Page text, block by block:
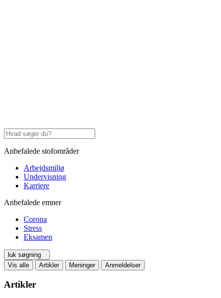
Anbefalede stofområder
Arbejdsmiljø
Undervisning
Karriere
Anbefalede emner
Corona
Stress
Eksamen
luk søgning
Vis alle
Artikler Meninger Anmeldelser
Artikler